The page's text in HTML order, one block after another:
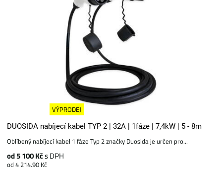
VÝPRODEJ
DUOSIDA nabíjecí kabel TYP 2 | 32A | 1fáze | 7,4kW | 5 - 8m
Oblíbený nabíjecí kabel 1 fáze Typ 2 značky Duosida je určen pro...
od 5 100 Kčs DPH
od 4 214.90 Kč